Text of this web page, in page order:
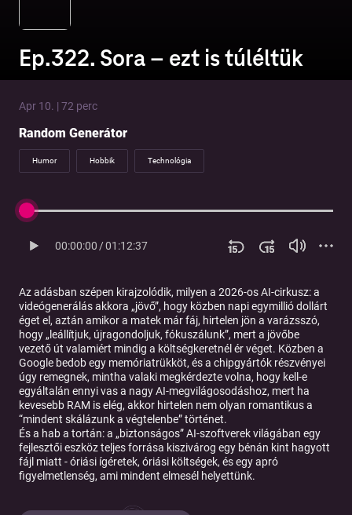
Ep.322. Sora – ezt is túléltük
Apr 10. | 72 perc
Random Generátor
Humor Hobbik Technológia
00:00:00/01:12:37
Az adásban szépen kirajzolódik, milyen a 2026-os AI-cirkusz: a
videógenerálás akkora „jövő”, hogy közben napi egymillió dollárt
éget el, aztán amikor a matek már fáj, hirtelen jön a varázsszó,
hogy „leállítjuk, újragondoljuk, fókuszálunk”, mert a jövőbe
vezető út valamiért mindig a költségkeretnél ér véget. Közben a
Google bedob egy memóriatrükköt, és a chipgyártók részvényei
úgy remegnek, mintha valaki megkérdezte volna, hogy kell-e
egyáltalán ennyi vas a nagy AI-megvilágosodáshoz, mert ha
kevesebb RAM is elég, akkor hirtelen nem olyan romantikus a
“mindent skálázunk a végtelenbe” történet.
És a hab a tortán: a „biztonságos” AI-szoftverek világában egy
fejlesztői eszköz teljes forrása kiszivárog egy bénán kint hagyott
fájl miatt - óriási ígéretek, óriási költségek, és egy apró
figyelmetlenség, ami mindent elmesél helyettünk.